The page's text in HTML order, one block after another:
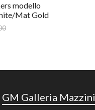
modello
Mat Gold
GM Galleria Mazzini